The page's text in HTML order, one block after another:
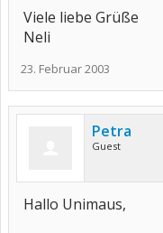
Viele liebe Grüße
Neli
23. Februar 2003
Petra
Guest
Hallo Unimaus,